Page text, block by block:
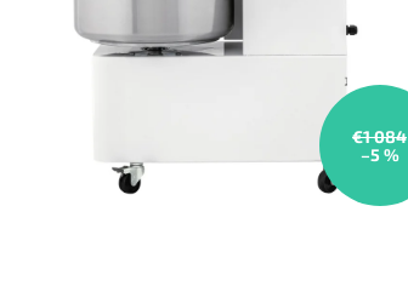
€1 084
–5 %